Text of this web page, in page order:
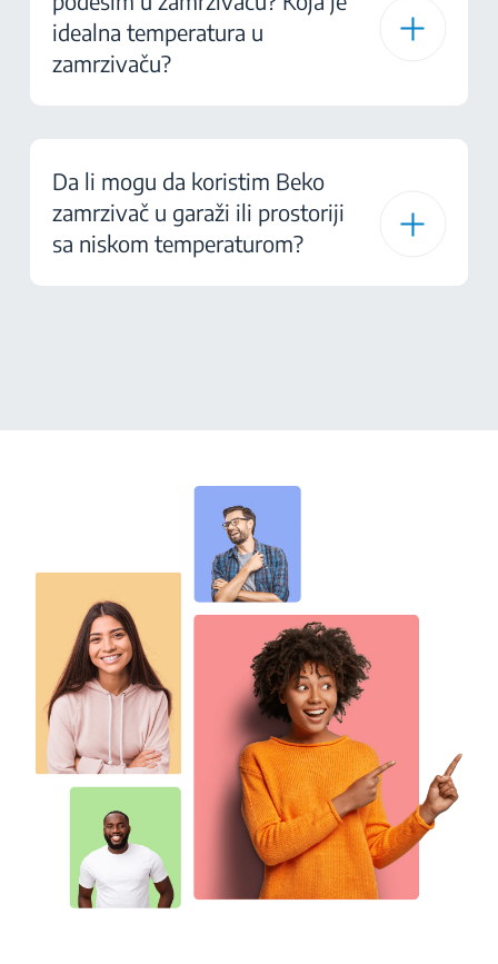
idealna temperatura u
zamrzivaču?
Da li mogu da koristim Beko
zamrzivač u garaži ili prostoriji
sa niskom temperaturom?